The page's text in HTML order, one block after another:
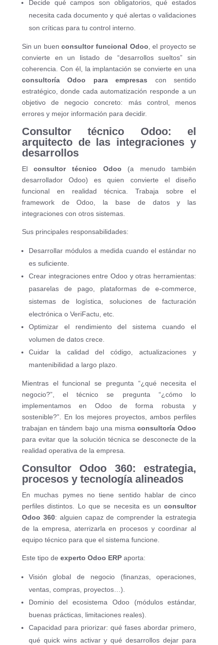
Decide qué campos son obligatorios, qué estados
necesita cada documento y qué alertas o validaciones
son críticas para tu control interno.
Sin un buenconsultor funcional Odoo, el proyecto se
convierte en un listado de “desarrollos sueltos” sin
coherencia. Con él, la implantación se convierte en una
consultoría Odoo para empresas con sentido
estratégico, donde cada automatización responde a un
objetivo de negocio concreto: más control, menos
errores y mejor información para decidir.
Consultor técnico Odoo: el
arquitecto de las integraciones y
desarrollos
Elconsultor técnico Odoo (a menudo también
desarrollador Odoo) es quien convierte el diseño
funcional en realidad técnica. Trabaja sobre el
framework de Odoo, la base de datos y las
integraciones con otros sistemas.
Sus principales responsabilidades:
Desarrollar módulos a medida cuando el estándar no
es suficiente.
Crear integraciones entre Odoo y otras herramientas:
pasarelas de pago, plataformas de e-commerce,
sistemas de logística, soluciones de facturación
electrónica o VeriFactu, etc.
Optimizar el rendimiento del sistema cuando el
volumen de datos crece.
Cuidar la calidad del código, actualizaciones y
mantenibilidad a largo plazo.
Mientras el funcional se pregunta “¿qué necesita el
negocio?”, el técnico se pregunta “¿cómo lo
implementamos en Odoo de forma robusta y
sostenible?”. En los mejores proyectos, ambos perfiles
trabajan en tándem bajo una mismaconsultoría Odoo
para evitar que la solución técnica se desconecte de la
realidad operativa de la empresa.
Consultor Odoo 360: estrategia,
procesos y tecnología alineados
En muchas pymes no tiene sentido hablar de cinco
perfiles distintos. Lo que se necesita es unconsultor
Odoo 360: alguien capaz de comprender la estrategia
de la empresa, aterrizarla en procesos y coordinar al
equipo técnico para que el sistema funcione.
Este tipo de experto Odoo ERPaporta:
Visión global de negocio (finanzas, operaciones,
ventas, compras, proyectos…).
Dominio del ecosistema Odoo (módulos estándar,
buenas prácticas, limitaciones reales).
Capacidad para priorizar: qué fases abordar primero,
qué quick wins activar y qué desarrollos dejar para